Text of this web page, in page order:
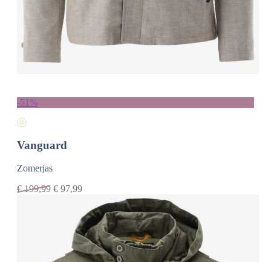
-51%
Vanguard
Zomerjas
€199,99 € 97,99